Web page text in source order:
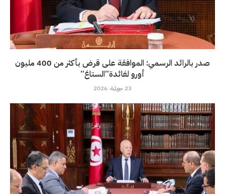
صدر بالرائد الرسمي: الموافقة على قرض بأكثر من 400 مليون
أورو لفائدة”الستاغ”
23 جويلية، 2026